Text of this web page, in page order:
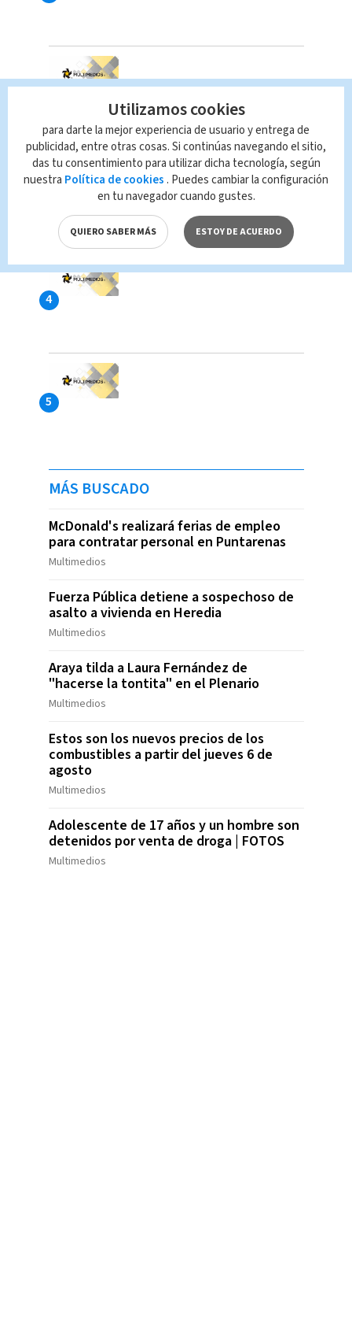
MÁS BUSCADO
McDonald's realizará ferias de empleo
para contratar personal en Puntarenas
Multimedios
Fuerza Pública detiene a sospechoso de
asalto a vivienda en Heredia
Multimedios
Araya tilda a Laura Fernández de
"hacerse la tontita" en el Plenario
Multimedios
Estos son los nuevos precios de los
combustibles a partir del jueves 6 de
agosto
Multimedios
Adolescente de 17 años y un hombre son
detenidos por venta de droga | FOTOS
Multimedios
Utilizamos cookies
para darte la mejor experiencia de usuario y entrega de
publicidad, entre otras cosas. Si continúas navegando el sitio,
das tu consentimiento para utilizar dicha tecnología, según
nuestra Política de cookies . Puedes cambiar la configuración
en tu navegador cuando gustes.
QUIERO SABER MÁS ESTOY DE ACUERDO